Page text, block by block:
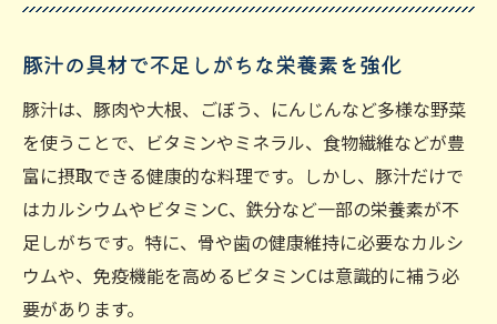
豚汁の具材で不足しがちな栄養素を強化
豚汁は、豚肉や大根、ごぼう、にんじんなど多様な野菜
を使うことで、ビタミンやミネラル、食物繊維などが豊
富に摂取できる健康的な料理です。しかし、豚汁だけで
はカルシウムやビタミンC、鉄分など一部の栄養素が不
足しがちです。特に、骨や歯の健康維持に必要なカルシ
ウムや、免疫機能を高めるビタミンCは意識的に補う必
要があります。